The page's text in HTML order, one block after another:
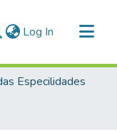
Log In (current)
Especilidades